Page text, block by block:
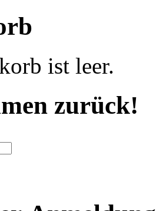
ist leer.
zurück!